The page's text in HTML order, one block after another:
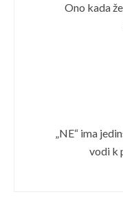
Ono kada
„NE“ ima
vodi k